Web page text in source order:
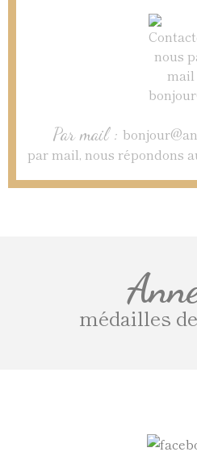
Par mail :
par mail, nous répondons
médailles